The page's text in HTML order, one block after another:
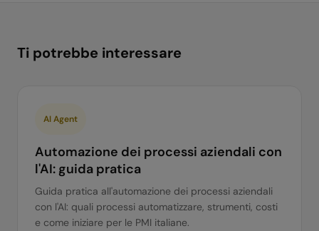
Ti potrebbe interessare
AI Agent
Automazione dei processi aziendali con
l'AI: guida pratica
Guida pratica all'automazione dei processi aziendali
con l'AI: quali processi automatizzare, strumenti, costi
e come iniziare per le PMI italiane.